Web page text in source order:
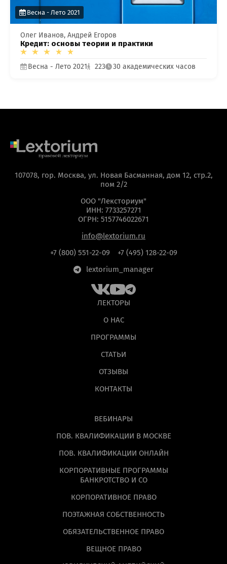
Весна - Лето 2021
Олег Иванов, Андрей Егоров
Кредит: основы теории и практики
Весна - Лето 2021 223 30 академических часов
ОТПРАВИТЬ
кнопку “Отправить”, вы даетесогласие
конфиденциальности
107078, гор. Москва, ул. Новая Басманная, дом 12, стр.2,
пом 2/2
ООО "Лексториум"
ИНН: 7733257271
ОГРН: 5157746022671
info@lextorium.ru
+7 (800) 551-22-09
+7 (495) 128-22-09
lextorium_manager
ЛЕКТОРЫ
О НАС
ПРОГРАММЫ
СТАТЬИ
ОТЗЫВЫ
КОНТАКТЫ
ВЕБИНАРЫ
ПОВ. КВАЛИФИКАЦИИ В МОСКВЕ
ПОВ. КВАЛИФИКАЦИИ ОНЛАЙН
КОРПОРАТИВНЫЕ ПРОГРАММЫ
БАНКРОТСТВО И СО
КОРПОРАТИВНОЕ ПРАВО
ПОЭТАЖНАЯ СОБСТВЕННОСТЬ
ОБЯЗАТЕЛЬСТВЕННОЕ ПРАВО
ВЕЩНОЕ ПРАВО